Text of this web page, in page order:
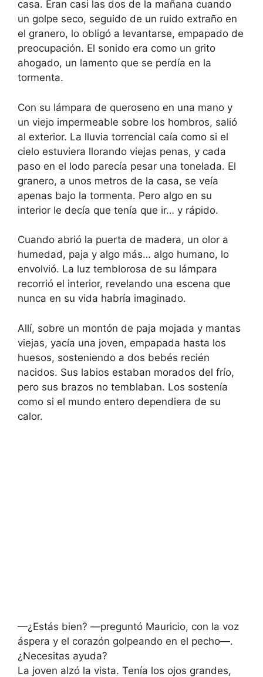
casa. Eran casi las dos de la mañana cuando
un golpe seco, seguido de un ruido extraño en
el granero, lo obligó a levantarse, empapado de
preocupación. El sonido era como un grito
ahogado, un lamento que se perdía en la
tormenta.
Con su lámpara de queroseno en una mano y
un viejo impermeable sobre los hombros, salió
al exterior. La lluvia torrencial caía como si el
cielo estuviera llorando viejas penas, y cada
paso en el lodo parecía pesar una tonelada. El
granero, a unos metros de la casa, se veía
apenas bajo la tormenta. Pero algo en su
interior le decía que tenía que ir… y rápido.
Cuando abrió la puerta de madera, un olor a
humedad, paja y algo más… algo humano, lo
envolvió. La luz temblorosa de su lámpara
recorrió el interior, revelando una escena que
nunca en su vida habría imaginado.
Allí, sobre un montón de paja mojada y mantas
viejas, yacía una joven, empapada hasta los
huesos, sosteniendo a dos bebés recién
nacidos. Sus labios estaban morados del frío,
pero sus brazos no temblaban. Los sostenía
como si el mundo entero dependiera de su
calor.
—¿Estás bien? —preguntó Mauricio, con la voz
áspera y el corazón golpeando en el pecho—.
¿Necesitas ayuda?
La joven alzó la vista. Tenía los ojos grandes,